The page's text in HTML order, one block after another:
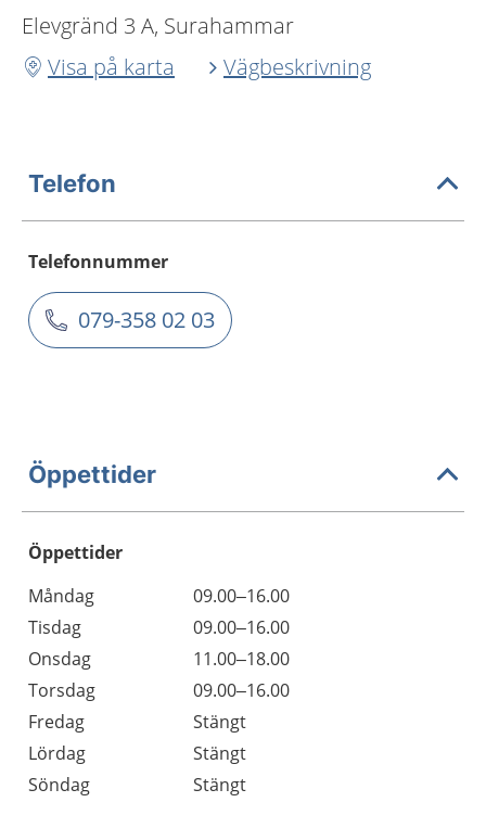
Elevgränd 3 A, Surahammar
Visa på karta
Vägbeskrivning
Telefon
Telefonnummer
079-358 02 03
Öppettider
Öppettider
Dag
Öppettider
Kommentarer
Måndag
09.00–16.00
Tisdag
09.00–16.00
Onsdag
11.00–18.00
Torsdag
09.00–16.00
Fredag
Stängt
Lördag
Stängt
Söndag
Stängt